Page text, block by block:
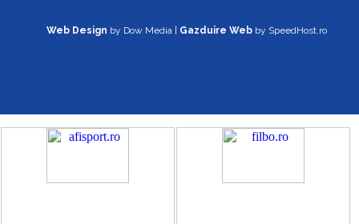
Web Design by Dow Media | Gazduire Web by SpeedHost.ro